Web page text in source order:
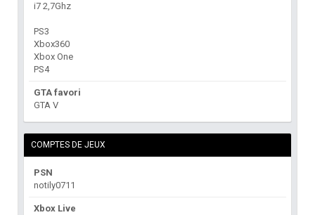
i7 2,7Ghz
PS3
Xbox360
Xbox One
PS4
GTA favori
GTA V
COMPTES DE JEUX
PSN
notily0711
Xbox Live